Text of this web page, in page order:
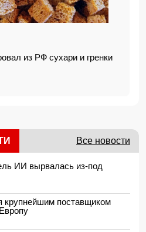
из РФ сухари и гренки
Все новости
ИИ вырвалась из-под
крупнейшим поставщиком